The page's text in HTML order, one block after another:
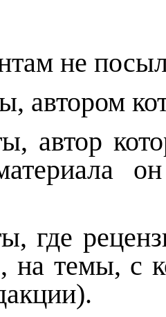
не
автором
автор
где
на темы, с